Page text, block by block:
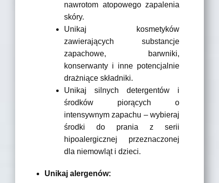
nawrotom atopowego zapalenia
skóry.
Unikaj kosmetyków
zawierających substancje
zapachowe, barwniki,
konserwanty i inne potencjalnie
drażniące składniki.
Unikaj silnych detergentów i
środków piorących o
intensywnym zapachu – wybieraj
środki do prania z serii
hipoalergicznej przeznaczonej
dla niemowląt i dzieci.
Unikaj alergenów: